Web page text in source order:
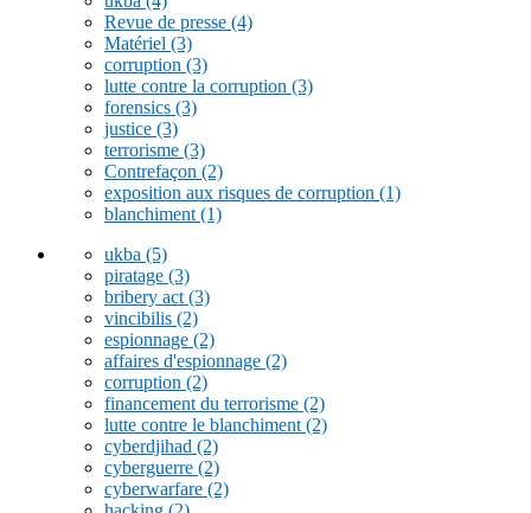
Revue de presse (4)
Matériel (3)
corruption (3)
lutte contre la corruption (3)
forensics (3)
justice (3)
terrorisme (3)
Contrefaçon (2)
exposition aux risques de corruption (1)
blanchiment (1)
ukba (5)
piratage (3)
bribery act (3)
vincibilis (2)
espionnage (2)
affaires d'espionnage (2)
corruption (2)
financement du terrorisme (2)
lutte contre le blanchiment (2)
cyberdjihad (2)
cyberguerre (2)
cyberwarfare (2)